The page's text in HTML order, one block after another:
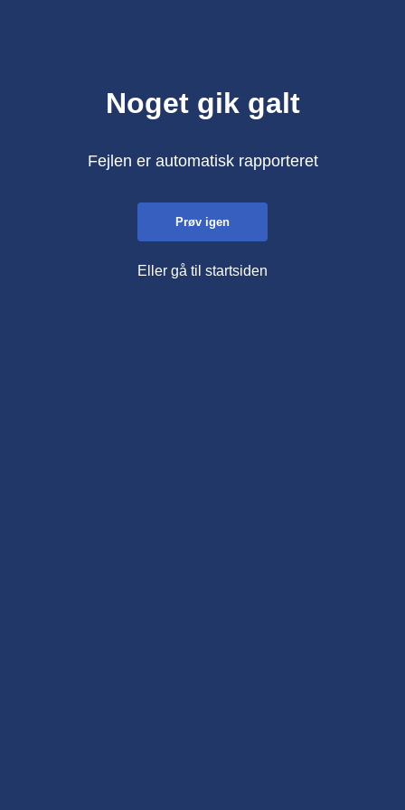
Noget gik galt
Fejlen er automatisk rapporteret
Prøv igen
Eller gå til startsiden